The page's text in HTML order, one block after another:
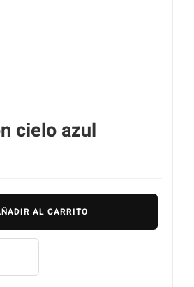
cielo azul
AL CARRITO